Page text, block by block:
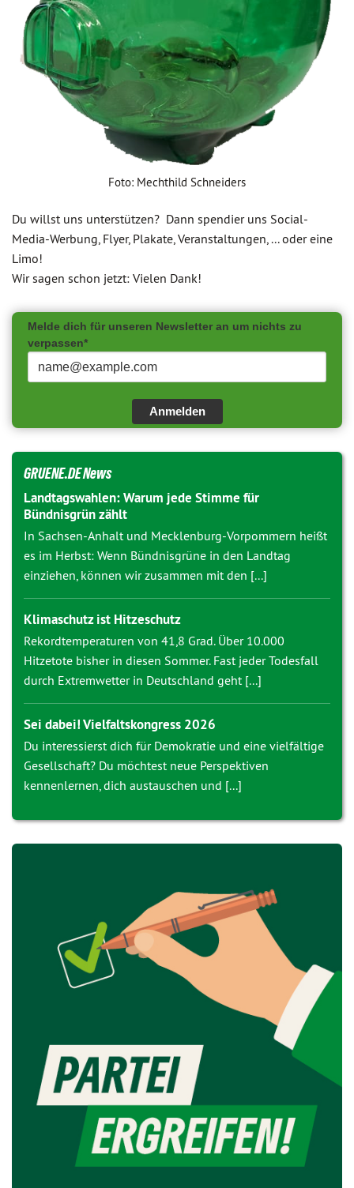
Foto: Mechthild Schneiders
Du willst uns unterstützen? Dann spendier uns Social-
Media-Werbung, Flyer, Plakate, Veranstaltungen, ... oder eine
Limo!
Wir sagen schon jetzt: Vielen Dank!
Melde dich für unseren Newsletter an um nichts zu
verpassen*
Anmelden
GRUENE.DE News
Landtagswahlen: Warum jede Stimme für
Bündnisgrün zählt
In Sachsen-Anhalt und Mecklenburg-Vorpommern heißt
es im Herbst: Wenn Bündnisgrüne in den Landtag
einziehen, können wir zusammen mit den [...]
Klimaschutz ist Hitzeschutz
Rekordtemperaturen von 41,8 Grad. Über 10.000
Hitzetote bisher in diesen Sommer. Fast jeder Todesfall
durch Extremwetter in Deutschland geht [...]
Sei dabei! Vielfaltskongress 2026
Du interessierst dich für Demokratie und eine vielfältige
Gesellschaft? Du möchtest neue Perspektiven
kennenlernen, dich austauschen und [...]